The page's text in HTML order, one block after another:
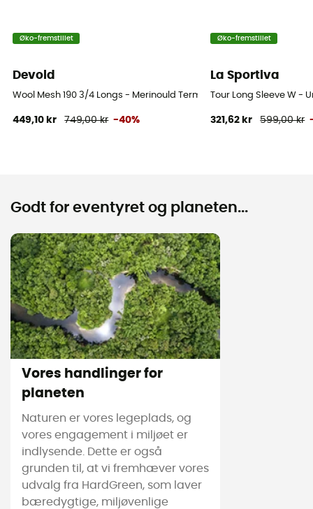
Øko-fremstillet
Devold
Wool Mesh 190 3/4 Longs - Merinould Termostrømpebukser -
449,10 kr 749,00 kr -40%
Øko-fremstillet
La Sportiva
Tour Long Sleeve W -
321,62 kr 599,00 kr
Godt for eventyret og planeten...
Vores handlinger for
planeten
Naturen er vores legeplads, og
vores engagement i miljøet er
indlysende. Dette er også
grunden til, at vi fremhæver vores
udvalg fra HardGreen, som laver
bæredygtige, miljøvenlige